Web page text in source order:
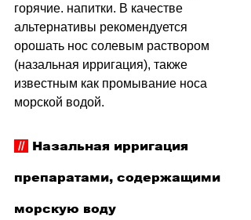
горячие. напитки. В качестве
альтернативы рекомендуется
орошать нос солевым раствором
(назальная ирригация), также
известным как промывание носа
морской водой.
// Назальная ирригация
препаратами, содержащими
морскую воду